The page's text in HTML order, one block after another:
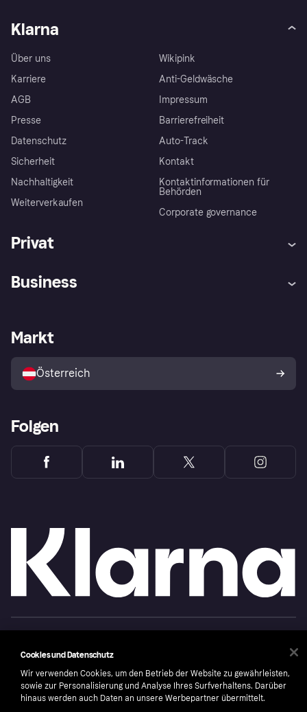
Klarna
Über uns
Karriere
AGB
Presse
Datenschutz
Sicherheit
Nachhaltigkeit
Weiterverkaufen
Wikipink
Anti-Geldwäsche
Impressum
Barrierefreiheit
Auto-Track
Kontakt
Kontaktinformationen für
Behörden
Corporate governance
Privat
Shops entdecken
Business
Händlerportal
Markt
Österreich
Folgen
number: 556737-0431
CookiesKlarna.com
Cookies und Datenschutz
Wir verwenden Cookies, um den Betrieb der Website zu gewährleisten,
sowie zur Personalisierung und Analyse Ihres Surfverhaltens. Darüber
hinaus werden auch Daten an unsere Werbepartner übermittelt.